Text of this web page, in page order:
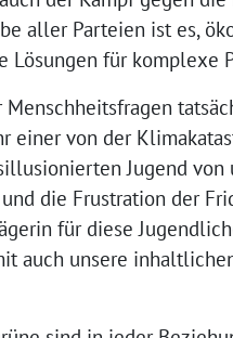
aller Parteien ist es,
Lösungen für komplexe
einer von der
Jugend
die Frustration der
für diese
auch unsere